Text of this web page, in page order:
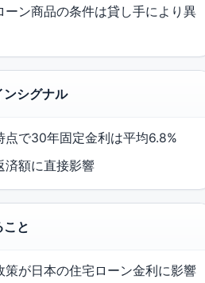
ーン商品の条件は貸し手により異
ンシグナル
点で30年固定金利は平均6.8%
済額に直接影響
こと
策が日本の住宅ローン金利に影響